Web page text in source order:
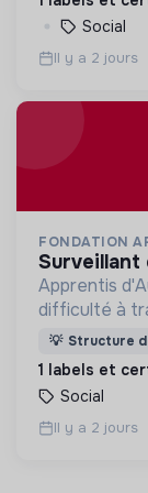
debout.
Social
Il y a 2 jours
FONDATION
Apprentis
difficulté à
permettre
debout.
💡 Structure
1 labels et
Social
Il y a 2 jours